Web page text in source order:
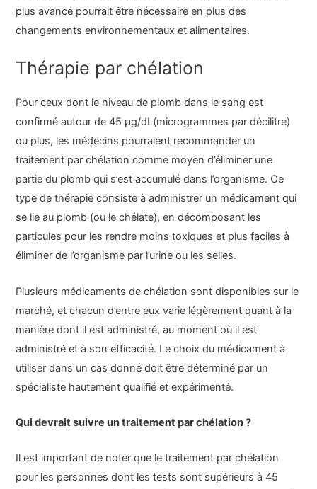
plus avancé pourrait être nécessaire en plus des
changements environnementaux et alimentaires.
Thérapie par chélation
Pour ceux dont le niveau de plomb dans le sang est
confirmé autour de 45 μg/dL(microgrammes par décilitre)
ou plus, les médecins pourraient recommander un
traitement par chélation comme moyen d’éliminer une
partie du plomb qui s’est accumulé dans l’organisme. Ce
type de thérapie consiste à administrer un médicament qui
se lie au plomb (ou le chélate), en décomposant les
particules pour les rendre moins toxiques et plus faciles à
éliminer de l’organisme par l’urine ou les selles.
Plusieurs médicaments de chélation sont disponibles sur le
marché, et chacun d’entre eux varie légèrement quant à la
manière dont il est administré, au moment où il est
administré et à son efficacité. Le choix du médicament à
utiliser dans un cas donné doit être déterminé par un
spécialiste hautement qualifié et expérimenté.
Qui devrait suivre un traitement par chélation ?
Il est important de noter que le traitement par chélation
pour les personnes dont les tests sont supérieurs à 45